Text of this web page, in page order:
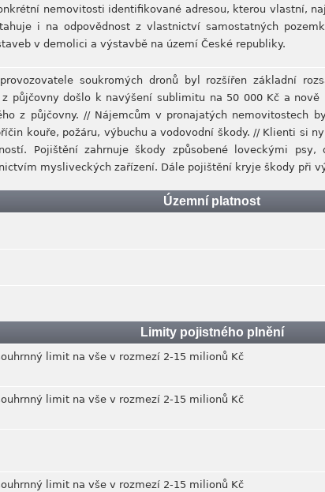
nemovitosti identifikované adresou, kterou vlastní,
i na odpovědnost z vlastnictví samostatných
v demolici a výstavbě na území České republiky.
soukromých dronů byl rozšířen základní
půjčovny došlo k navýšení sublimitu na 50 000 Kč a
z půjčovny. // Nájemcům v pronajatých nemovitostech
kouře, požáru, výbuchu a vodovodní škody. // Klienti si
Pojištění zahrnuje škody způsobené loveckými
mysliveckých zařízení. Dále pojištění kryje škody při
Územní platnost
Limity pojistného plnění
limit na vše v rozmezí 2-15 milionů Kč
limit na vše v rozmezí 2-15 milionů Kč
limit na vše v rozmezí 2-15 milionů Kč